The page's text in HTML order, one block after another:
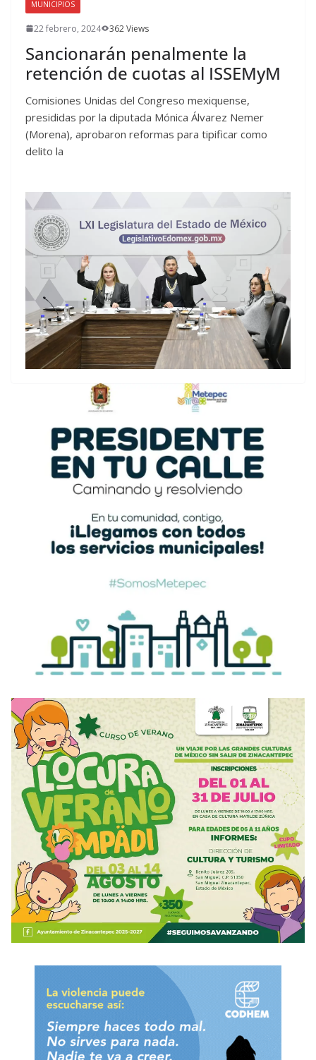
MUNICIPIOS
22 febrero, 2024 362 Views
Sancionarán penalmente la
retención de cuotas al ISSEMyM
Comisiones Unidas del Congreso mexiquense,
presididas por la diputada Mónica Álvarez Nemer
(Morena), aprobaron reformas para tipificar como
delito la